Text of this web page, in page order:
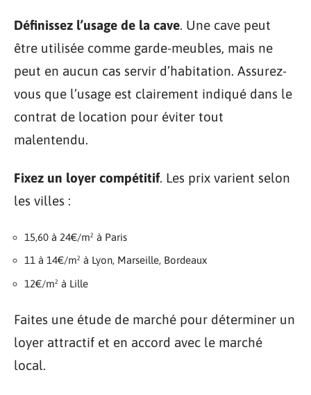
Définissez l’usage de la cave. Une cave peut
être utilisée comme garde-meubles, mais ne
peut en aucun cas servir d’habitation. Assurez-
vous que l’usage est clairement indiqué dans le
contrat de location pour éviter tout
malentendu.
Fixez un loyer compétitif. Les prix varient selon
les villes :
15,60 à 24€/m² à Paris
11 à 14€/m² à Lyon, Marseille, Bordeaux
12€/m² à Lille
Faites une étude de marché pour déterminer un
loyer attractif et en accord avec le marché
local.